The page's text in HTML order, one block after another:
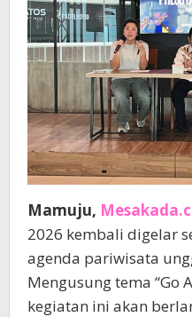
Mamuju,
2026 kembali digelar
agenda pariwisata
Mengusung tema “Go
kegiatan ini akan